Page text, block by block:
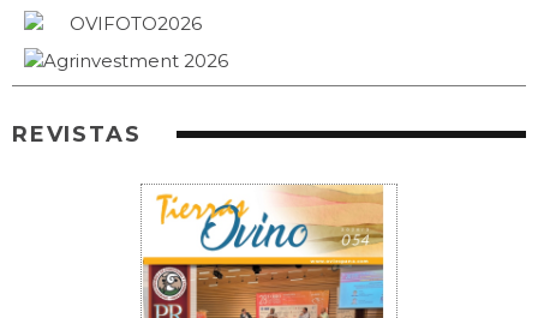
REVISTAS